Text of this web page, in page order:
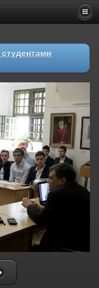
студентами